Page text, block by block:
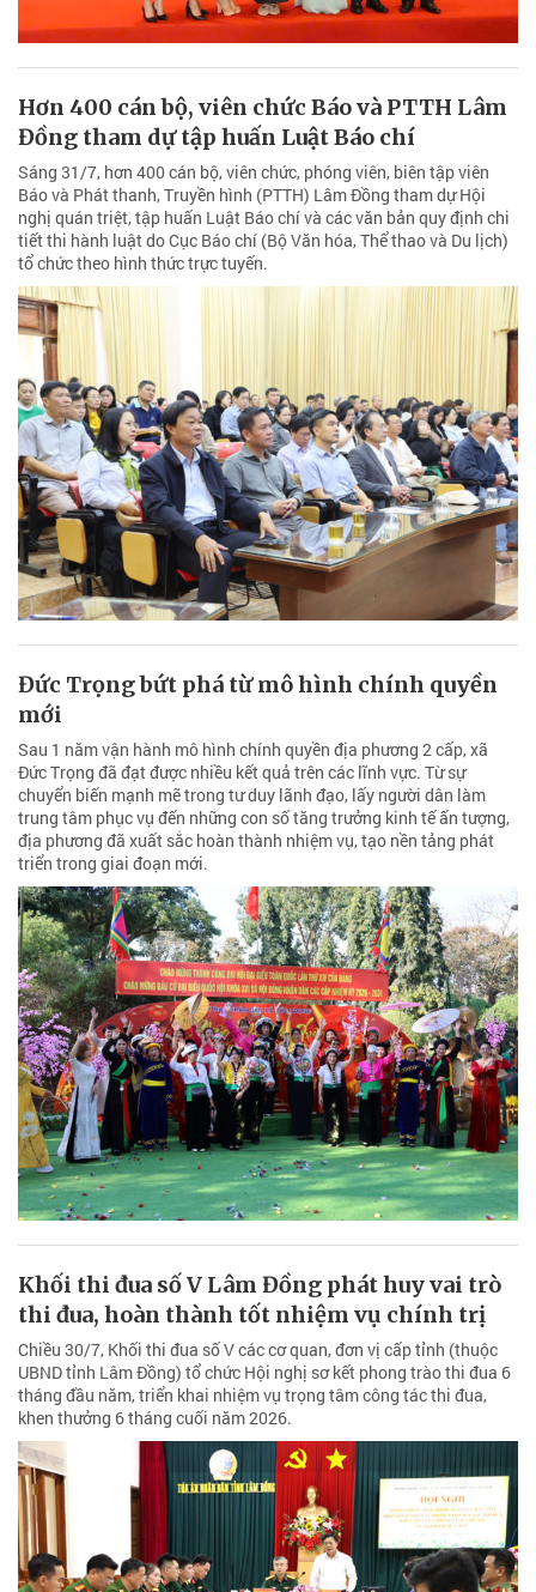
Hơn 400 cán bộ, viên chức Báo và PTTH Lâm
Đồng tham dự tập huấn Luật Báo chí
Sáng 31/7, hơn 400 cán bộ, viên chức, phóng viên, biên tập viên
Báo và Phát thanh, Truyền hình (PTTH) Lâm Đồng tham dự Hội
nghị quán triệt, tập huấn Luật Báo chí và các văn bản quy định chi
tiết thi hành luật do Cục Báo chí (Bộ Văn hóa, Thể thao và Du lịch)
tổ chức theo hình thức trực tuyến.
Đức Trọng bứt phá từ mô hình chính quyền
mới
Sau 1 năm vận hành mô hình chính quyền địa phương 2 cấp, xã
Đức Trọng đã đạt được nhiều kết quả trên các lĩnh vực. Từ sự
chuyển biến mạnh mẽ trong tư duy lãnh đạo, lấy người dân làm
trung tâm phục vụ đến những con số tăng trưởng kinh tế ấn tượng,
địa phương đã xuất sắc hoàn thành nhiệm vụ, tạo nền tảng phát
triển trong giai đoạn mới.
Khối thi đua số V Lâm Đồng phát huy vai trò
thi đua, hoàn thành tốt nhiệm vụ chính trị
Chiều 30/7, Khối thi đua số V các cơ quan, đơn vị cấp tỉnh (thuộc
UBND tỉnh Lâm Đồng) tổ chức Hội nghị sơ kết phong trào thi đua 6
tháng đầu năm, triển khai nhiệm vụ trọng tâm công tác thi đua,
khen thưởng 6 tháng cuối năm 2026.